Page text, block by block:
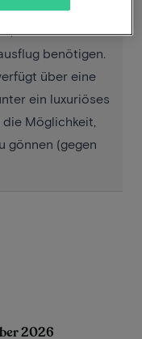
Altstadt.
was Sie für
benötigen.
über eine
ein luxuriöses
Möglichkeit,
gönnen (gegen
2026